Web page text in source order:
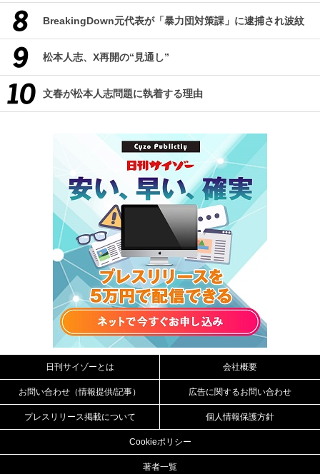
BreakingDown元代表が「暴力団対策課」に逮捕され波紋
松本人志、X再開の“見通し”
文春が松本人志問題に執着する理由
日刊サイゾーとは 会社概要
お問い合わせ（情報提供/記事） 広告に関するお問い合わせ
プレスリリース掲載について 個人情報保護方針
Cookieポリシー
著者一覧